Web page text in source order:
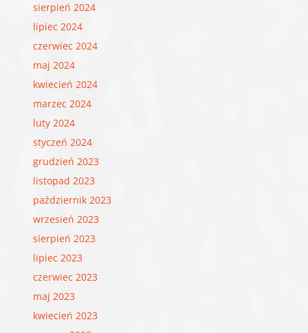
sierpień 2024
lipiec 2024
czerwiec 2024
maj 2024
kwiecień 2024
marzec 2024
luty 2024
styczeń 2024
grudzień 2023
listopad 2023
październik 2023
wrzesień 2023
sierpień 2023
lipiec 2023
czerwiec 2023
maj 2023
kwiecień 2023